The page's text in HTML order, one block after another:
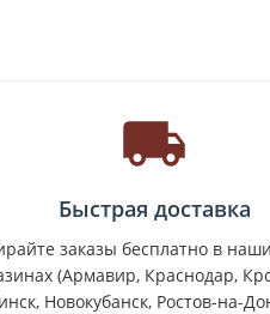
Быстрая доставка
заказы бесплатно в
(Армавир, Краснодар,
Новокубанск, Ростов-на-